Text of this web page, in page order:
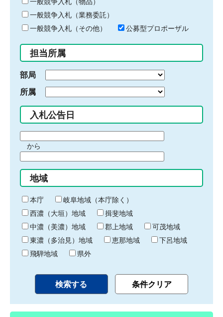
ワ
ー
ド
入
力
一般競争入札（業務委託）
一般競争入札（その他）
公募型プロポーザル
担当所属
部局
所属
入札公告日
間
始
り
から
間
終
わ
り
地域
本庁
岐阜地域（本庁除く）
西濃（大垣）地域
揖斐地域
中濃（美濃）地域
郡上地域
可茂地域
東濃（多治見）地域
恵那地域
下呂地域
飛騨地域
県外